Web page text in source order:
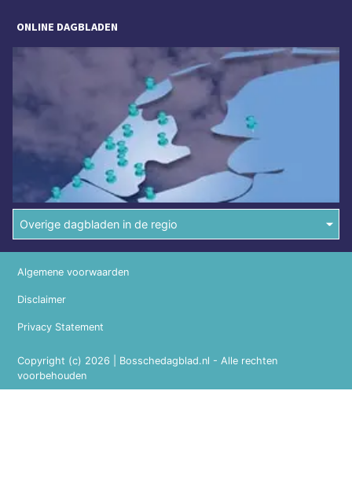
ONLINE DAGBLADEN
Overige dagbladen in de regio
Copyright (c) 2026 | Bosschedagblad.nl - Alle rechten
voorbehouden
Algemene voorwaarden
Disclaimer
Privacy Statement